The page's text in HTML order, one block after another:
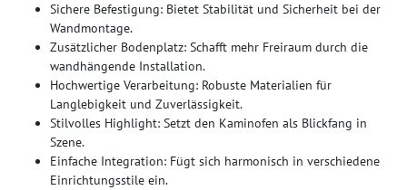
Sichere Befestigung: Bietet Stabilität und Sicherheit bei der
Wandmontage.
Zusätzlicher Bodenplatz: Schafft mehr Freiraum durch die
wandhängende Installation.
Hochwertige Verarbeitung: Robuste Materialien für
Langlebigkeit und Zuverlässigkeit.
Stilvolles Highlight: Setzt den Kaminofen als Blickfang in
Szene.
Einfache Integration: Fügt sich harmonisch in verschiedene
Einrichtungsstile ein.